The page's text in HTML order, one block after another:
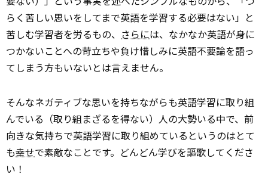
らく苦しい思いをしてまで英語を学習する必要はない」と
苦しむ学習者を労るもの、 さらには、なかなか英語が身に
つかないことへの苛立ちや負け惜しみに英語不要論を語っ
てしまう方もいないとは言えません。
そんなネガティブな思いを持ちながらも英語学習に取り組
んでいる（取り組まざるを得ない）人の大勢いる中で、前
向きな気持ちで英語学習に取り組めているというのはとて
も幸せで素敵なことです。どんどん学びを謳歌してくださ
い！